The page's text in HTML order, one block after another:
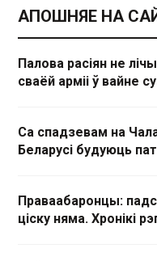
АПОШНЯЕ НА
Палова расіян не
сваёй арміі ў вайне
Са спадзевам на
Беларусі будуюць
Праваабаронцы:
ціску няма. Хронікі